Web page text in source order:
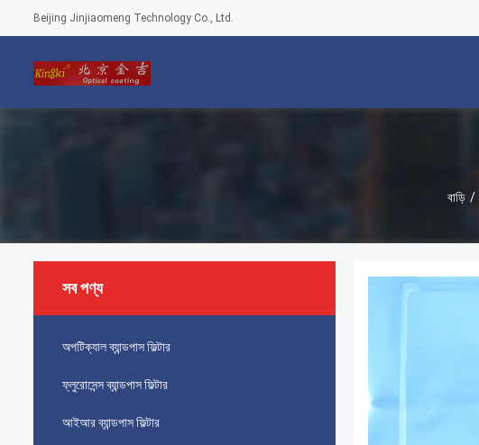
Beijing Jinjiaomeng Technology Co., Ltd.
বাড়ি /
সব পণ্য
অপটিক্যাল ব্যান্ডপাস ফিল্টার
ফ্লুরোসেন্স ব্যান্ডপাস ফিল্টার
আইআর ব্যান্ডপাস ফিল্টার